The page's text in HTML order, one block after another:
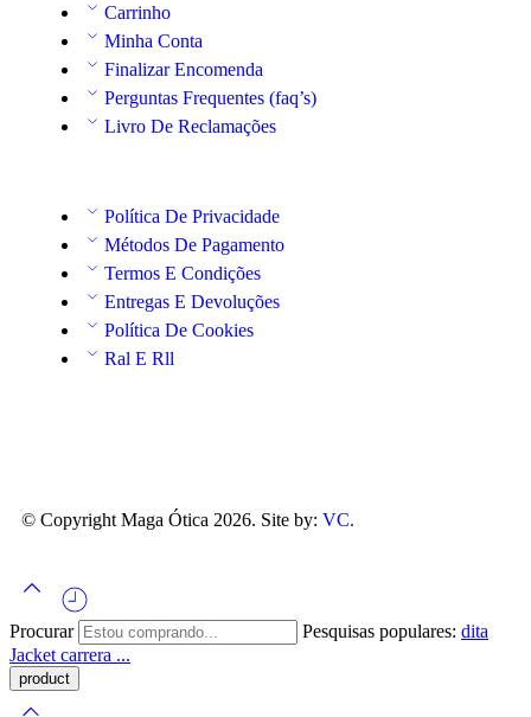
Carrinho
Minha Conta
Finalizar Encomenda
Perguntas Frequentes (faq’s)
Livro De Reclamações
Política De Privacidade
Métodos De Pagamento
Termos E Condições
Entregas E Devoluções
Política De Cookies
Ral E Rll
© Copyright Maga Ótica 2026. Site by: VC.
Procurar Pesquisas populares: dita
Jacket carrera ...